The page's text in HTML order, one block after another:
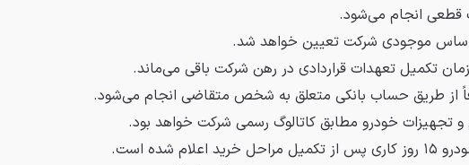
قطعی انجام می‌شود.
اساس موجودی شرکت تعیین خواهد شد.
تکمیل تعهدات قراردادی در رهن شرکت باقی می‌ماند.
از طریق حساب بانکی متعلق به شخص متقاضی انجام می‌شود.
خودرو مطابق کاتالوگ رسمی شرکت خواهد بود.
شده است.